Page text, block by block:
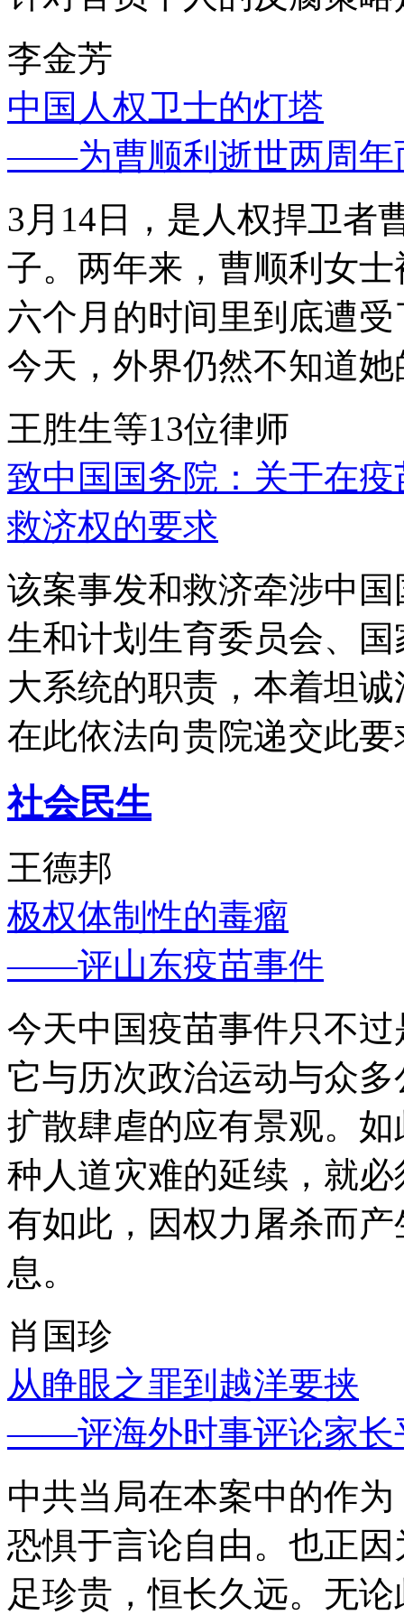
李金芳
中国人权卫士的灯塔
——为曹顺利逝世两周年
3月14日，是人权捍卫者
子。两年来，曹顺利女
六个月的时间里到底遭
今天，外界仍然不知道
王胜生等13位律师
致中国国务院：关于在
救济权的要求
该案事发和救济牵涉中
生和计划生育委员会、
大系统的职责，本着坦
在此依法向贵院递交此要
社会民生
王德邦
极权体制性的毒瘤
——评山东疫苗事件
今天中国疫苗事件只不
它与历次政治运动与众
扩散肆虐的应有景观。
种人道灾难的延续，就
有如此，因权力屠杀而
息。
肖国珍
从睁眼之罪到越洋要挟
——评海外时事评论家长
中共当局在本案中的作
恐惧于言论自由。也正
足珍贵，恒长久远。无